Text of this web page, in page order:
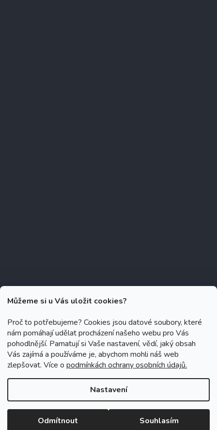
Můžeme si u Vás uložit cookies?
Proč to potřebujeme? Cookies jsou datové soubory, které
nám pomáhají udělat procházení našeho webu pro Vás
pohodlnější. Pamatují si Vaše nastavení, vědí, jaký obsah
Vás zajímá a používáme je, abychom mohli náš web
zlepšovat. Více o podmínkách ochrany osobních údajů.
Nastavení
Odmítnout Souhlasím
Copyright 2026 Zubáček.cz . Všechna práva vyhrazena.
Upravit
nastavení cookies
Grafický návrh vytvořil a na Shoptet implementoval Tomáš Hlad
Shoptetak.cz.